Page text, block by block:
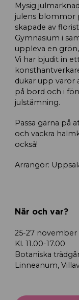
Mysig
julens blommor
skapade av
Gymnasium i
uppleva en
Vi har bjudit in
dukar upp varor
på bord och i
julstämning.
Passa gärna på
och vackra
också!
Arrangör:
När och var?
25-27 november
Kl. 11.00-17.00
Botaniska
Linneanum,